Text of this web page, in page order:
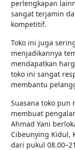
perlengkapan
sangat terjamin
kompetitif.
Toko ini juga
menjadikannya
mendapatkan
toko ini sangat
membantu
Suasana toko pun
membuat
Ahmad Yani
Cibeunying Kidul,
dari pukul